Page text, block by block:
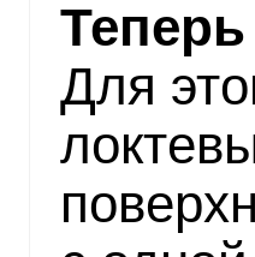
Для